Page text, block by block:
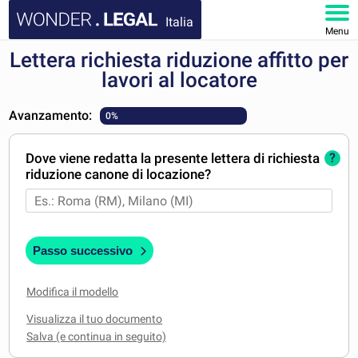
Italia
Menu
HOMEPAGE
IL MIO ACCOUNT
Lettera richiesta riduzione affitto per
lavori al locatore
Avanzamento: 0%
Dove viene redatta la presente lettera di richiesta
riduzione canone di locazione?
?
Passo successivo
Modifica il modello
Visualizza il tuo documento